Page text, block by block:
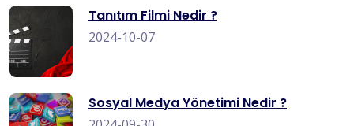
Tanıtım Filmi Nedir ?
2024-10-07
Sosyal Medya Yönetimi Nedir ?